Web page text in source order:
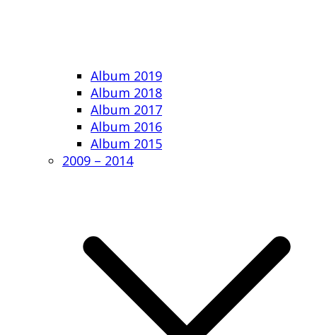
Album 2019
Album 2018
Album 2017
Album 2016
Album 2015
2009 – 2014